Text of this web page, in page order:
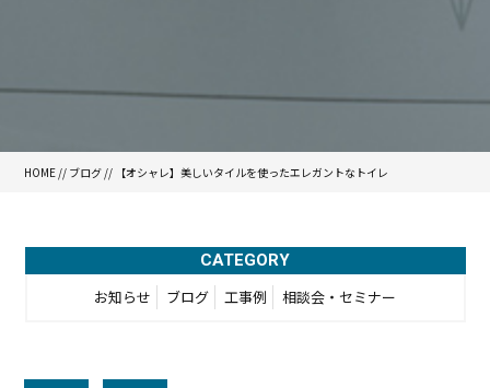
HOME // ブログ // 【オシャレ】美しいタイルを使ったエレガントなトイレ
CATEGORY
お知らせ ブログ 工事例 相談会・セミナー